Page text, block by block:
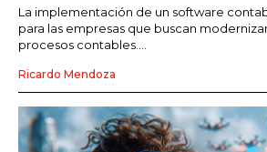
La implementación de un software
para las empresas que buscan
procesos contables....
Ricardo Mendoza